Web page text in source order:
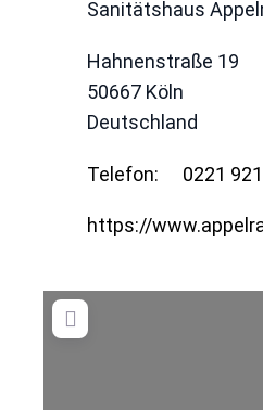
Sanitätshaus
Hahnenstraße 19
50667 Köln
Deutschland
Telefon: 0221
https://